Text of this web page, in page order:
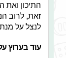
התיכון ואת
זאת, לרוב
לנצל על
עוד בערוץ